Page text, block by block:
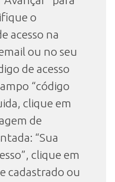
o
acesso na
ou no seu
de acesso
“código
clique em
de
“Sua
clique em
cadastrado ou